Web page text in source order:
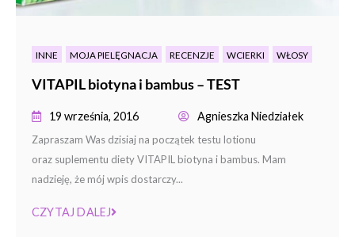
INNE MOJA PIELĘGNACJA RECENZJE WCIERKI WŁOSY
VITAPIL biotyna i bambus – TEST
19 września, 2016 Agnieszka Niedziałek
Zapraszam Was dzisiaj na początek testu lotionu
oraz suplementu diety VITAPIL biotyna i bambus. Mam
nadzieję, że mój wpis dostarczy...
CZYTAJ DALEJ